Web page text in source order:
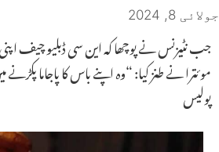
جولائی 8, 2024
جب نٹیزنس نے پوچھا کہ این سی ڈبلیو چیف
موئترا نے طنز کیا: “وہ اپنے باس کا پاجاما
پولیس